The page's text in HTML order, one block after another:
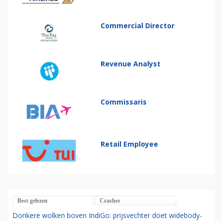
Commercial Director
Revenue Analyst
Commissaris
Retail Employee
Best gelezen Crashes
Donkere wolken boven IndiGo: prijsvechter doet widebody-